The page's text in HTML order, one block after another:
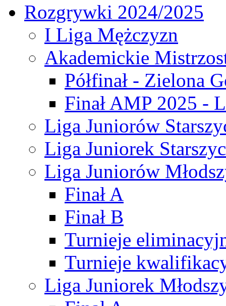
Rozgrywki 2024/2025
I Liga Mężczyzn
Akademickie
Półfinał - Zielona
Finał AMP 2025 -
Liga Juniorów
Liga Juniorek
Liga Juniorów
Finał A
Finał B
Turnieje
Turnieje
Liga Juniorek